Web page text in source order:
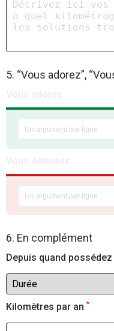
5. “Vous adorez”,
6. En complément
Depuis quand
Kilomètres par an *